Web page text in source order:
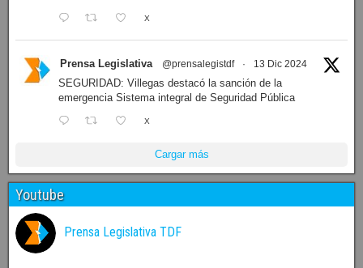
X
Prensa Legislativa @prensalegistdf · 13 Dic 2024
SEGURIDAD: Villegas destacó la sanción de la
emergencia Sistema integral de Seguridad Pública
X
Cargar más
Youtube
Prensa Legislativa TDF